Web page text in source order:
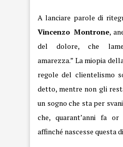
A lanciare parole di
Vincenzo Montrone,
del dolore, che
amarezza.” La miopia
regole del clientelismo
detto, mentre non gli
un sogno che sta per
che, quarant’anni fa
affinché nascesse questa